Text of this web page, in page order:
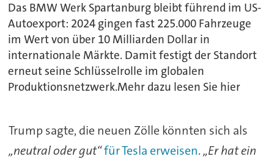
Das BMW Werk Spartanburg bleibt führend im US-
Autoexport: 2024 gingen fast 225.000 Fahrzeuge
im Wert von über 10 Milliarden Dollar in
internationale Märkte. Damit festigt der Standort
erneut seine Schlüsselrolle im globalen
Produktionsnetzwerk.Mehr dazu lesen Sie hier
Trump sagte, die neuen Zölle könnten sich als
„neutral oder gut“für Tesla erweisen.„Er hat ein